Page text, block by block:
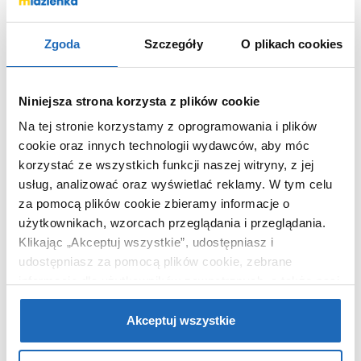
Zgoda Szczegóły O plikach cookies
Niniejsza strona korzysta z plików cookie
Na tej stronie korzystamy z oprogramowania i plików
cookie oraz innych technologii wydawców, aby móc
korzystać ze wszystkich funkcji naszej witryny, z jej
usług, analizować oraz wyświetlać reklamy. W tym celu
za pomocą plików cookie zbieramy informacje o
użytkownikach, wzorcach przeglądania i przeglądania.
Klikając „Akceptuj wszystkie”, udostępniasz i
udostępniasz za pomocą plików cookie, zebrane
partnerzy reklamowi.Jeśli chcesz, włącz „Tylko
wymagane pliki cookie”.Pamiętaj jednak, że
zablokowane niektóre pliki cookie mogą mieć wpływ na
Akceptuj wszystkie
KUPOWANE Z